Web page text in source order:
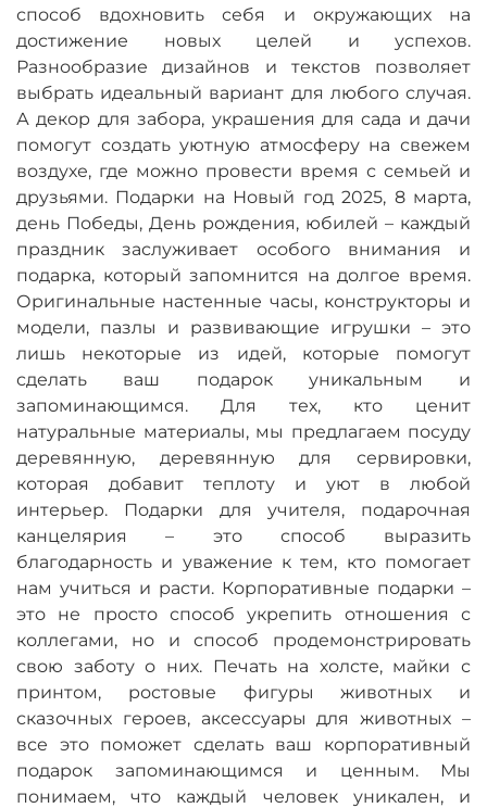
способ вдохновить себя и окружающих на
достижение новых целей и успехов.
Разнообразие дизайнов и текстов позволяет
выбрать идеальный вариант для любого случая.
А декор для забора, украшения для сада и дачи
помогут создать уютную атмосферу на свежем
воздухе, где можно провести время с семьей и
друзьями. Подарки на Новый год 2025, 8 марта,
день Победы, День рождения, юбилей – каждый
праздник заслуживает особого внимания и
подарка, который запомнится на долгое время.
Оригинальные настенные часы, конструкторы и
модели, пазлы и развивающие игрушки – это
лишь некоторые из идей, которые помогут
сделать ваш подарок уникальным и
запоминающимся. Для тех, кто ценит
натуральные материалы, мы предлагаем посуду
деревянную, деревянную для сервировки,
которая добавит теплоту и уют в любой
интерьер. Подарки для учителя, подарочная
канцелярия – это способ выразить
благодарность и уважение к тем, кто помогает
нам учиться и расти. Корпоративные подарки –
это не просто способ укрепить отношения с
коллегами, но и способ продемонстрировать
свою заботу о них. Печать на холсте, майки с
принтом, ростовые фигуры животных и
сказочных героев, аксессуары для животных –
все это поможет сделать ваш корпоративный
подарок запоминающимся и ценным. Мы
понимаем, что каждый человек уникален, и